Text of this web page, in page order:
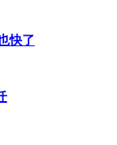
破300km。新车
系统经过43项技
减。
采用全铝底盘，
腔空气悬架
快了